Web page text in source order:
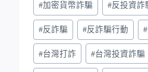
#加密貨幣詐騙 #反投資詐
#反詐騙 #反詐騙行動 #
#台灣打詐 #台灣投資詐騙